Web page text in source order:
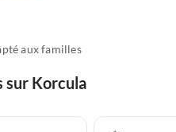
aux familles
sur Korcula